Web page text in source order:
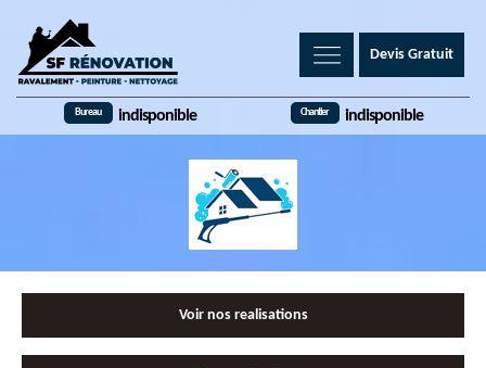
Devis Gratuit
Bureau indisponible Chantier indisponible
Voir nos realisations